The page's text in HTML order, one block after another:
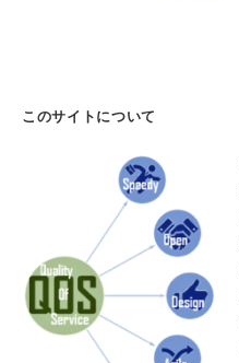
このサイトについて